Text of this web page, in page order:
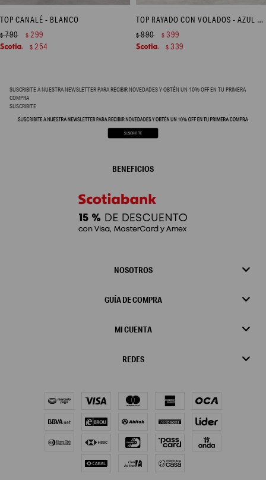
TOP CANALÉ - BLANCO
$790 $ 299
$ 254
TOP RAYADO CON VOLADOS - AZUL MARINO
$890 $ 399
$ 339
SUSCRIBITE A NUESTRA NEWSLETTER PARA RECIBIR NOVEDADES Y OBTÉN UN 10% OFF EN TU PRIMERA
COMPRA
SUSCRIBITE
NOSOTROS
GUÍA DE COMPRA
MI CUENTA
REDES
BENEFICIOS